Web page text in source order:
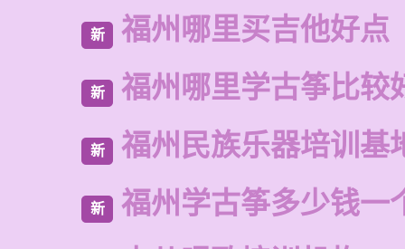
新 福州哪里买吉他好点
新 福州哪里学古筝比较
新 福州民族乐器培训基
新 福州学古筝多少钱一